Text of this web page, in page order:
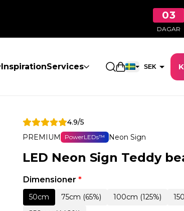
03
DAGAR
InspirationServices ÖppnaSEK
4.9/5
PREMIUM
PowerLEDs™ Neon Sign
LED Neon Sign Teddy
Dimensioner *
50cm 75cm (65%) 100cm (125%)